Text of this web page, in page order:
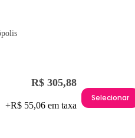
R$ 305,88
+R$ 55,06 em taxa
Selecionar